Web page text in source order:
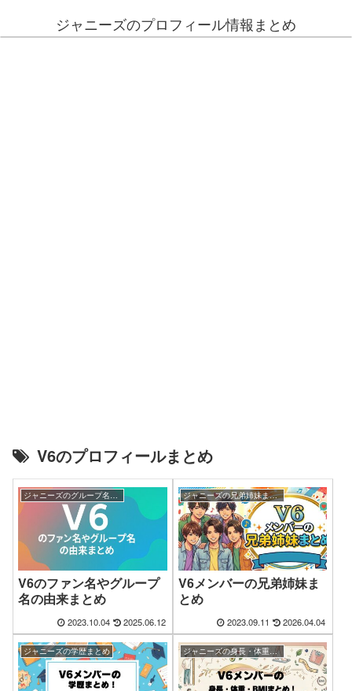
ジャニーズのプロフィール情報まとめ
V6のプロフィールまとめ
ジャニーズのグループ名・ファン名の由来まとめ
V6のファン名やグループ
名の由来まとめ
2023.10.04 2025.06.12
ジャニーズの兄弟姉妹まとめ
V6メンバーの兄弟姉妹ま
とめ
2023.09.11 2026.04.04
ジャニーズの学歴まとめ ジャニーズの身長・体重・BMIまとめ